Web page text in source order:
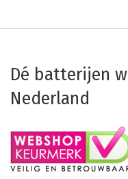
Dé batterijen
Nederland